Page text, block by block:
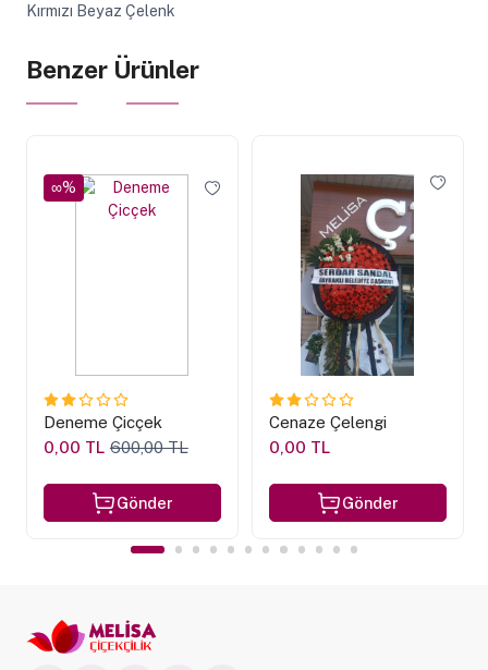
Kırmızı Beyaz Çelenk
Benzer Ürünler
∞%
Deneme Çicçek
0,00 TL 600,00 TL
Gönder
Cenaze Çelengi
0,00 TL
Gönder